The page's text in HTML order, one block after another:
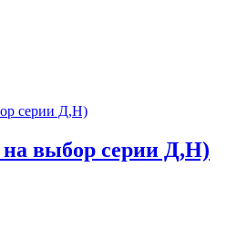
на выбор серии Д,Н)